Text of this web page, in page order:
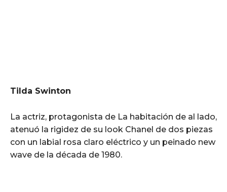
Tilda Swinton
La actriz, protagonista de La habitación de al lado,
atenuó la rigidez de su look Chanel de dos piezas
con un labial rosa claro eléctrico y un peinado new
wave de la década de 1980.